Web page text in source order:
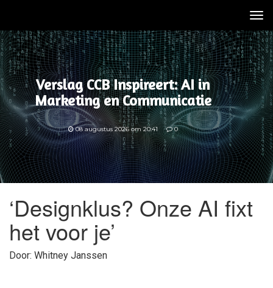
Verslag CCB Inspireert: AI in
Marketing en Communicatie
08 augustus 2026 om 20:41 0
‘Designklus? Onze AI fixt
het voor je’
Door: Whitney Janssen